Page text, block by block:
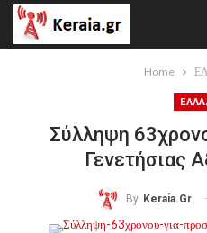
Home
Σύλληψη
Γενετήσιας
By Keraia.gr